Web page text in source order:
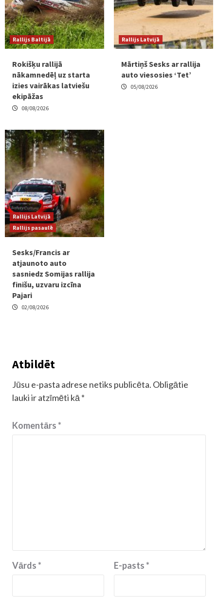
Rallijs Baltijā
Rokišķu rallijā
nākamnedēļ uz starta
izies vairākas latviešu
ekipāžas
08/08/2026
Rallijs Latvijā
Mārtiņš Sesks ar rallija
auto viesosies ‘Tet’
05/08/2026
Rallijs Latvijā
Rallijs pasaulē
Sesks/Francis ar
atjaunoto auto
sasniedz Somijas rallija
finišu, uzvaru izcīna
Pajari
02/08/2026
Atbildēt
Jūsu e-pasta adrese netiks publicēta. Obligātie
lauki ir atzīmēti kā *
Komentārs*
Vārds* E-pasts*